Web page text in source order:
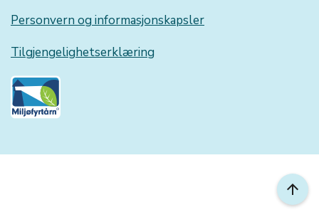
arrow_upward
Personvern og informasjonskapsler
Tilgjengelighetserklæring